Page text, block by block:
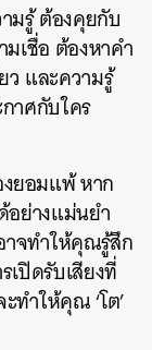
มรู้ ต้องคุยกับ
เชื่อ ต้องหาคำ
ว และความรู้
าศกับใคร
งยอมแพ้ หาก
อย่างแม่นยำ
าจทำให้คุณรู้สึก
ปิดรับเสียงที่
ทำให้คุณ ‘โต’